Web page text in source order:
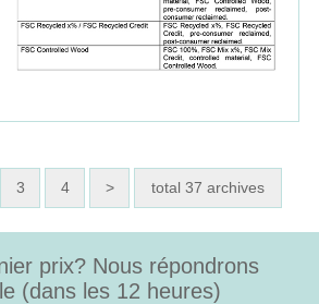
3 4 > total 37 archives
prix? Nous répondrons
(dans les 12 heures)